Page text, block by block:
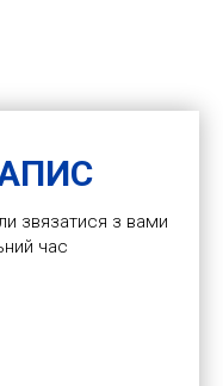
звязатися з вами
час